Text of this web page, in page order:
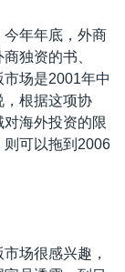
年年底，外商
独资的书、
场是2001年中
，根据这项协
海外投资的限
则可以拖到2006
场很感兴趣，